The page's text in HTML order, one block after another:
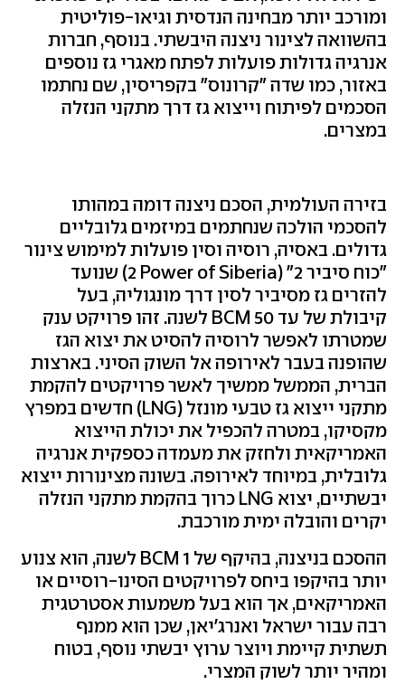
ומורכב יותר מבחינה הנדסית וגיאו-פוליטית
בהשוואה לצינור ניצנה היבשתי. בנוסף, חברות
אנרגיה גדולות פועלות לפתח מאגרי גז נוספים
באזור, כמו שדה "קרונוס" בקפריסין, שם נחתמו
הסכמים לפיתוח וייצוא גז דרך מתקני הנזלה
במצרים.
בזירה העולמית, הסכם ניצנה דומה במהותו
להסכמי הולכה שנחתמים במיזמים גלובליים
גדולים. באסיה, רוסיה וסין פועלות למימוש צינור
"כוח סיביר 2" (
Power of Siberia 2) שנועד
להזרים גז מסיביר לסין דרך מונגוליה, בעל
קיבולת של עד 50
BCM לשנה. זהו פרויקט ענק
שמטרתו לאפשר לרוסיה להסיט את יצוא הגז
שהופנה בעבר לאירופה אל השוק הסיני. בארצות
הברית, הממשל ממשיך לאשר פרויקטים להקמת
מתקני ייצוא גז טבעי מונזל (LNG) חדשים במפרץ
מקסיקו, במטרה להכפיל את יכולת הייצוא
האמריקאית ולחזק את מעמדה כספקית אנרגיה
גלובלית, במיוחד לאירופה. בשונה מצינורות ייצוא
יבשתיים, יצוא LNGכרוך בהקמת מתקני הנזלה
יקרים והובלה ימית מורכבת.
ההסכם בניצנה, בהיקף של 1
BCM לשנה, הוא צנוע
יותר בהיקפו ביחס לפרויקטים הסינו-רוסיים או
האמריקאים, אך הוא בעל משמעות אסטרטגית
רבה עבור ישראל ואנרג'יאן, שכן הוא ממנף
תשתית קיימת ויוצר ערוץ יבשתי נוסף, בטוח
ומהיר יותר לשוק המצרי.